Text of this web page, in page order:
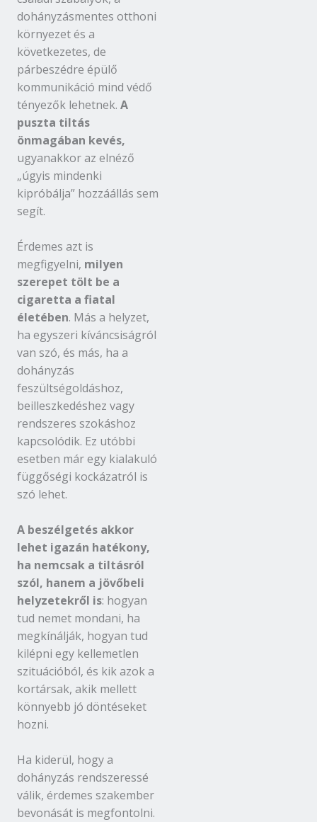
dohányzásmentes otthoni
környezet és a
következetes, de
párbeszédre épülő
kommunikáció mind védő
tényezők lehetnek. A
puszta tiltás
önmagában kevés,
ugyanakkor az elnéző
„úgyis mindenki
kipróbálja” hozzáállás sem
segít.
Érdemes azt is
megfigyelni, milyen
szerepet tölt be a
cigaretta a fiatal
életében. Más a helyzet,
ha egyszeri kíváncsiságról
van szó, és más, ha a
dohányzás
feszültségoldáshoz,
beilleszkedéshez vagy
rendszeres szokáshoz
kapcsolódik. Ez utóbbi
esetben már egy kialakuló
függőségi kockázatról is
szó lehet.
A beszélgetés akkor
lehet igazán hatékony,
ha nemcsak a tiltásról
szól, hanem a jövőbeli
helyzetekről is: hogyan
tud nemet mondani, ha
megkínálják, hogyan tud
kilépni egy kellemetlen
szituációból, és kik azok a
kortársak, akik mellett
könnyebb jó döntéseket
hozni.
Ha kiderül, hogy a
dohányzás rendszeressé
válik, érdemes szakember
bevonását is megfontolni.